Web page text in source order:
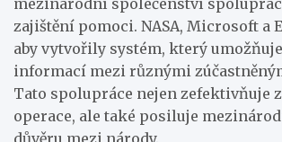
zajištění pomoci. NASA, Microsoft a
aby vytvořily systém, který
informací mezi různými
Tato spolupráce nejen zefektivňuje
operace, ale také posiluje
důvěru mezi národy.